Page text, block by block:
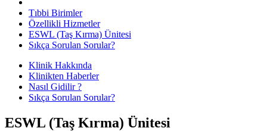
Tıbbi Birimler
Özellikli Hizmetler
ESWL (Taş Kırma) Ünitesi
Sıkça Sorulan Sorular?
Klinik Hakkında
Klinikten Haberler
Nasıl Gidilir ?
Sıkça Sorulan Sorular?
ESWL (Taş Kırma) Ünitesi